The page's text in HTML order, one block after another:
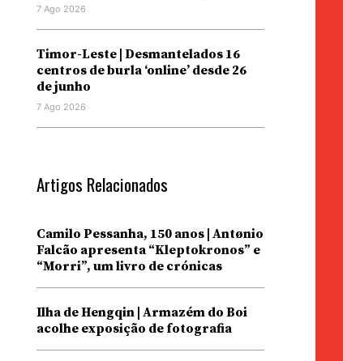
7 Ago 2026
Timor-Leste | Desmantelados 16
centros de burla ‘online’ desde 26
de junho
7 Ago 2026
Artigos Relacionados
Camilo Pessanha, 150 anos | Antønio
Falcão apresenta “Kleptokronos” e
“Morri”, um livro de crónicas
Ilha de Hengqin | Armazém do Boi
acolhe exposição de fotografia